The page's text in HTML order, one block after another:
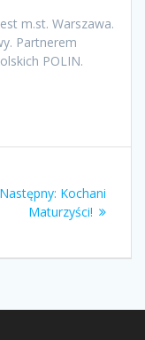
m.st. Warszawa.
Partnerem
POLIN.
Następny: Następny
wpis:
Kochani
Maturzyści!